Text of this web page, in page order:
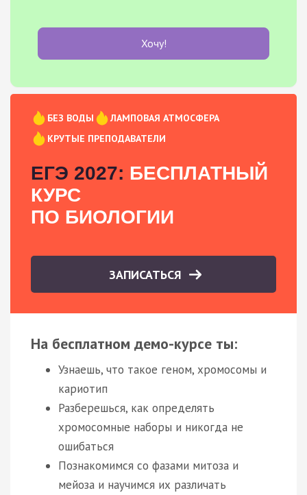
Хочу!
БЕЗ ВОДЫ
ЛАМПОВАЯ АТМОСФЕРА
КРУТЫЕ ПРЕПОДАВАТЕЛИ
ЕГЭ 2027: БЕСПЛАТНЫЙ
КУРС
ПО БИОЛОГИИ
ЗАПИСАТЬСЯ
На бесплатном демо-курсе ты:
Узнаешь, что такое геном, хромосомы и
кариотип
Разберешься, как определять
хромосомные наборы и никогда не
ошибаться
Познакомимся со фазами митоза и
мейоза и научимся их различать